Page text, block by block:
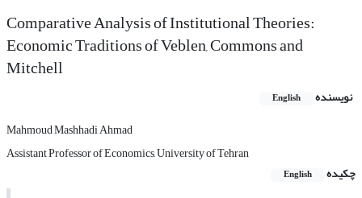
Comparative Analysis of Institutional Theories:
Economic Traditions of Veblen, Commons and
Mitchell
نویسنده English
Mahmoud Mashhadi Ahmad
Assistant Professor of Economics, University of Tehran
چکیده
English